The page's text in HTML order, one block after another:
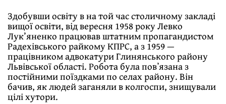
Здобувши освіту в на той час столичному закладі
вищої освіти, від вересня 1958 року Левко
Лук’яненко працював штатним пропагандистом
Радехівського райкому КПРС, а з 1959 —
працівником адвокатури Глинянського району
Львівської області. Робота була повʼязана з
постійними поїздками по селах району. Він
бачив, як людей заганяли в колгоспи, знищували
цілі хутори.